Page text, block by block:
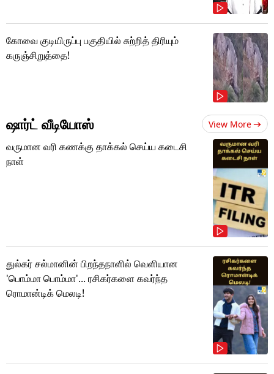
கோவை குடியிருப்பு பகுதியில் சுற்றித் திரியும்
கருஞ்சிறுத்தை!
ஷார்ட் வீடியோஸ் View More
வருமான வரி கணக்கு தாக்கல் செய்ய கடைசி
நாள்
துல்கர் சல்மானின் பிறந்தநாளில் வெளியான
'பொம்மா பொம்மா'... ரசிகர்களை கவர்ந்த
ரொமான்டிக் மெலடி!